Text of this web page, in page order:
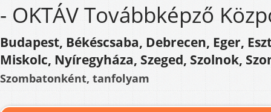
- OKTÁV Továbbképző
Budapest, Békéscsaba, Debrecen, Eger,
Miskolc, Nyíregyháza, Szeged, Szolnok,
Szombatonként, tanfolyam